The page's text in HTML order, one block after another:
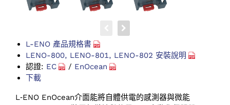
L-ENO 產品規格書
LENO-800, LENO-801, LENO-802 安裝說明
認證: EC / EnOcean
下載
L‑ENO EnOcean介面能將自體供電的感測器與微能